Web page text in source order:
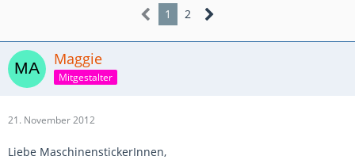
1 2
Maggie
Mitgestalter
21. November 2012
Liebe MaschinenstickerInnen,